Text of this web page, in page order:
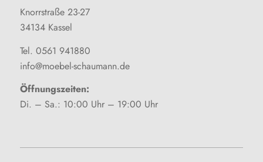
Knorrstraße 23-27
34134 Kassel
Tel. 0561 941880
info@moebel-schaumann.de
Öffnungszeiten:
Di. – Sa.: 10:00 Uhr – 19:00 Uhr